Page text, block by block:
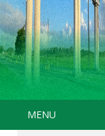
MENU